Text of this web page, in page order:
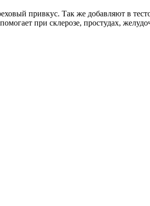
привкус. Так же добавляют в
при склерозе, простудах,